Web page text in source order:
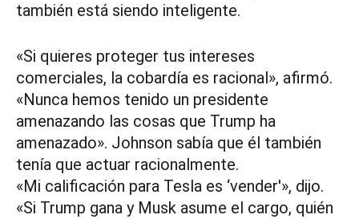
también está siendo inteligente.
«Si quieres proteger tus intereses
comerciales, la cobardía es racional», afirmó.
«Nunca hemos tenido un presidente
amenazando las cosas que Trump ha
amenazado». Johnson sabía que él también
tenía que actuar racionalmente.
«Mi calificación para Tesla es ‘vender'», dijo.
«Si Trump gana y Musk asume el cargo, quién